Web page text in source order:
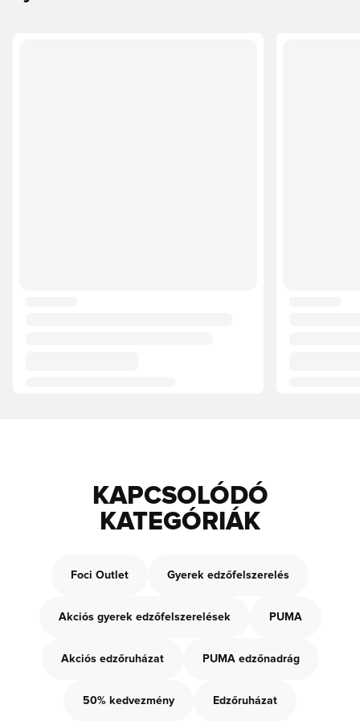
KAPCSOLÓDÓ
KATEGÓRIÁK
Foci Outlet Gyerek edzőfelszerelés
Akciós gyerek edzőfelszerelések PUMA
Akciós edzőruházat PUMA edzőnadrág
50% kedvezmény Edzőruházat